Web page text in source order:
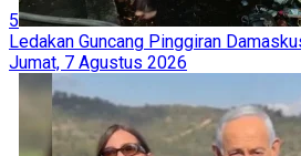
5
Ledakan Guncang Pinggiran
Jumat, 7 Agustus 2026